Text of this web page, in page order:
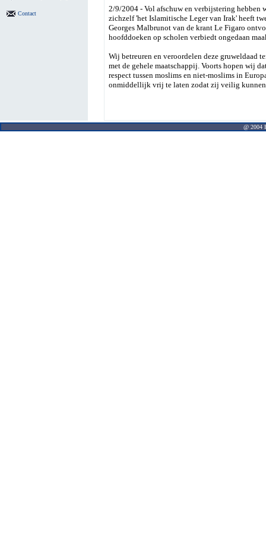
Contact
2/9/2004 - Vol afschuw en verbijstering hebben
zichzelf 'het Islamitische Leger van Irak' heeft
Georges Malbrunot van de krant Le Figaro
hoofddoeken op scholen verbiedt ongedaan
Wij betreuren en veroordelen deze gruweldaad
met de gehele maatschappij. Voorts hopen wij
respect tussen moslims en niet-moslims in
onmiddellijk vrij te laten zodat zij veilig kunnen
@ 2004